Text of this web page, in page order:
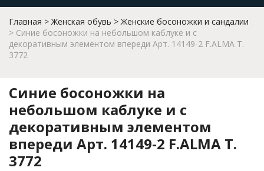
Главная Женская обувь
Женские босоножки и сандалии
Синие босоножки на небольшом каблуке и с
декоративным элементом впереди Арт. 14149-2 F.ALMA T.
3772
Синие босоножки на
небольшом каблуке и с
декоративным элементом
впереди Арт. 14149-2 F.ALMA T.
3772